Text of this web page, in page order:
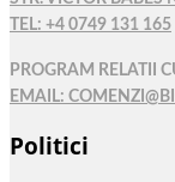
TEL: +4 0749 131 165
PROGRAM RELATII
EMAIL:
Politici